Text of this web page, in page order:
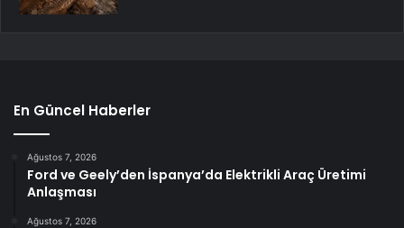
En Güncel Haberler
Ağustos 7, 2026
Ford ve Geely’den İspanya’da Elektrikli Araç Üretimi
Anlaşması
Ağustos 7, 2026